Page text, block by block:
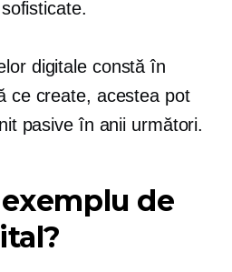
digitale constă în
cecreate, acestea pot
pasive în anii următori.
de